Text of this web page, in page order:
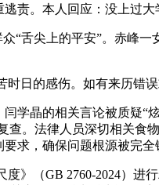
责。本人回应：没上过大
尖上的平安”。赤峰
的感伤。如有来历错误
晶的相关言论被质疑“
。法律人员深切相关
求，确保问题根源被完全
（GB 2760-2024）进